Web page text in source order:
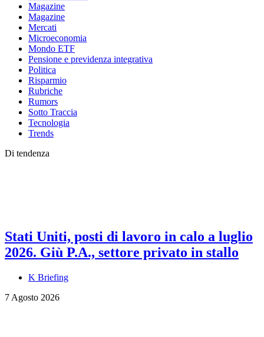
Magazine
Magazine
Mercati
Microeconomia
Mondo ETF
Pensione e previdenza integrativa
Politica
Risparmio
Rubriche
Rumors
Sotto Traccia
Tecnologia
Trends
Di tendenza
Stati Uniti, posti di lavoro in calo a luglio
2026. Giù P.A., settore privato in stallo
K Briefing
7 Agosto 2026